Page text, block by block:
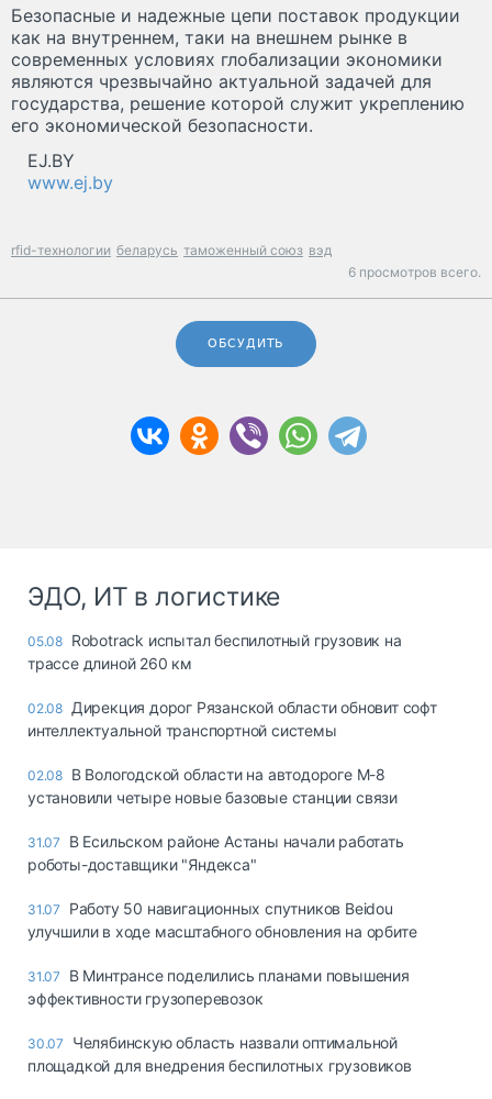
Безопасные и надежные цепи поставок продукции
как на внутреннем, таки на внешнем рынке в
современных условиях глобализации экономики
являются чрезвычайно актуальной задачей для
государства, решение которой служит укреплению
его экономической безопасности.
EJ.BY
www.ej.by
rfid-технологии беларусь таможенный союз вэд
6 просмотров всего.
ОБСУДИТЬ
ЭДО, ИТ в логистике
05.08 Robotrack испытал беспилотный грузовик на
трассе длиной 260 км
02.08 Дирекция дорог Рязанской области обновит софт
интеллектуальной транспортной системы
02.08 В Вологодской области на автодороге М-8
установили четыре новые базовые станции связи
31.07
В Есильском районе Астаны начали работать
роботы-доставщики "Яндекса"
31.07
Работу 50 навигационных спутников Beidou
улучшили в ходе масштабного обновления на орбите
31.07
В Минтрансе поделились планами повышения
эффективности грузоперевозок
30.07
Челябинскую область назвали оптимальной
площадкой для внедрения беспилотных грузовиков